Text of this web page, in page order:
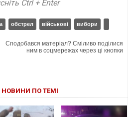
Ctrl + Enter
обстрел військові вибори
Сподобався матеріал? Сміливо поділися
ним в соцмережах через ці кнопки
НОВИНИ ПО ТЕМІ